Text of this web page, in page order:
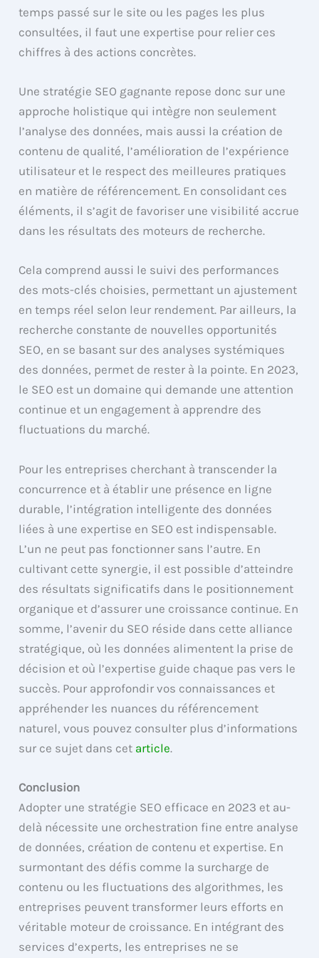
temps passé sur le site ou les pages les plus
consultées, il faut une expertise pour relier ces
chiffres à des actions concrètes.
Une stratégie SEO gagnante repose donc sur une
approche holistique qui intègre non seulement
l’analyse des données, mais aussi la création de
contenu de qualité, l’amélioration de l’expérience
utilisateur et le respect des meilleures pratiques
en matière de référencement. En consolidant ces
éléments, il s’agit de favoriser une visibilité accrue
dans les résultats des moteurs de recherche.
Cela comprend aussi le suivi des performances
des mots-clés choisies, permettant un ajustement
en temps réel selon leur rendement. Par ailleurs, la
recherche constante de nouvelles opportunités
SEO, en se basant sur des analyses systémiques
des données, permet de rester à la pointe. En 2023,
le SEO est un domaine qui demande une attention
continue et un engagement à apprendre des
fluctuations du marché.
Pour les entreprises cherchant à transcender la
concurrence et à établir une présence en ligne
durable, l’intégration intelligente des données
liées à une expertise en SEO est indispensable.
L’un ne peut pas fonctionner sans l’autre. En
cultivant cette synergie, il est possible d’atteindre
des résultats significatifs dans le positionnement
organique et d’assurer une croissance continue. En
somme, l’avenir du SEO réside dans cette alliance
stratégique, où les données alimentent la prise de
décision et où l’expertise guide chaque pas vers le
succès. Pour approfondir vos connaissances et
appréhender les nuances du référencement
naturel, vous pouvez consulter plus d’informations
sur ce sujet dans cet article.
Conclusion
Adopter une stratégie SEO efficace en 2023 et au-
delà nécessite une orchestration fine entre analyse
de données, création de contenu et expertise. En
surmontant des défis comme la surcharge de
contenu ou les fluctuations des algorithmes, les
entreprises peuvent transformer leurs efforts en
véritable moteur de croissance. En intégrant des
services d’experts, les entreprises ne se